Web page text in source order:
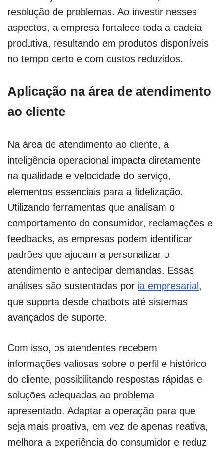
resolução de problemas. Ao investir nesses
aspectos, a empresa fortalece toda a cadeia
produtiva, resultando em produtos disponíveis
no tempo certo e com custos reduzidos.
Aplicação na área de atendimento
ao cliente
Na área de atendimento ao cliente, a
inteligência operacional impacta diretamente
na qualidade e velocidade do serviço,
elementos essenciais para a fidelização.
Utilizando ferramentas que analisam o
comportamento do consumidor, reclamações e
feedbacks, as empresas podem identificar
padrões que ajudam a personalizar o
atendimento e antecipar demandas. Essas
análises são sustentadas por ia empresarial ,
que suporta desde chatbots até sistemas
avançados de suporte.
Com isso, os atendentes recebem
informações valiosas sobre o perfil e histórico
do cliente, possibilitando respostas rápidas e
soluções adequadas ao problema
apresentado. Adaptar a operação para que
seja mais proativa, em vez de apenas reativa,
melhora a experiência do consumidor e reduz